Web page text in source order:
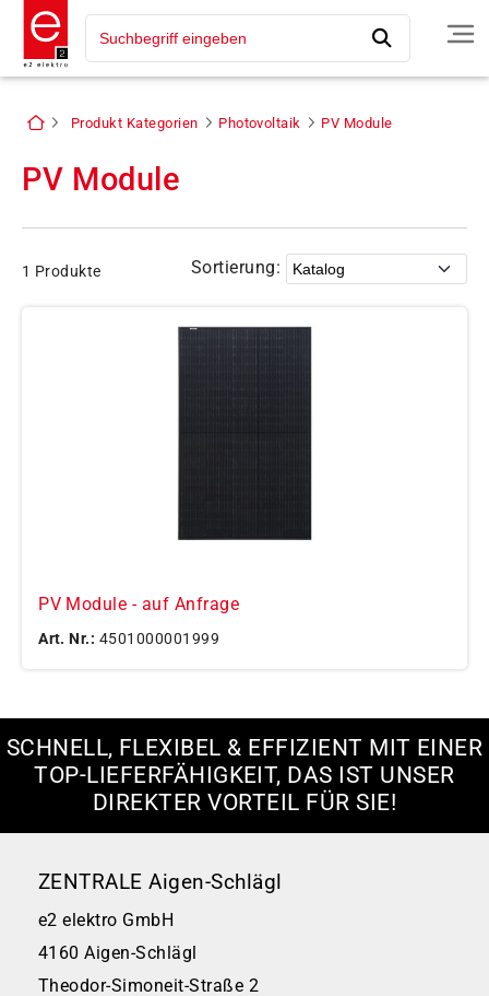
Produkt Kategorien Photovoltaik PV Module
PV Module
1 Produkte Sortierung:
PV Module - auf Anfrage
Art. Nr.: 4501000001999
SCHNELL, FLEXIBEL & EFFIZIENT MIT EINER
TOP-LIEFERFÄHIGKEIT, DAS IST UNSER
DIREKTER VORTEIL FÜR SIE!
ZENTRALE Aigen-Schlägl
e2 elektro GmbH
4160 Aigen-Schlägl
Theodor-Simoneit-Straße 2